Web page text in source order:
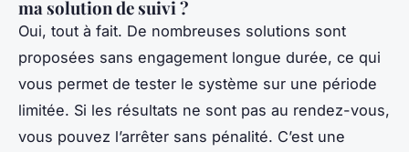
ma solution de suivi ?
Oui, tout à fait. De nombreuses solutions sont
proposées sans engagement longue durée, ce qui
vous permet de tester le système sur une période
limitée. Si les résultats ne sont pas au rendez-vous,
vous pouvez l’arrêter sans pénalité. C’est une